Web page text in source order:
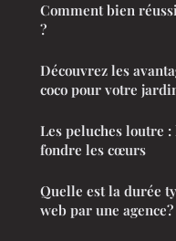
Comment bien
?
Découvrez les
coco pour votre
Les peluches loutre
fondre les cœurs
Quelle est la durée
web par une agence?